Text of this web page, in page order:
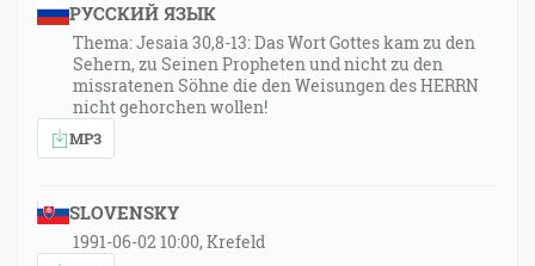
РУССКИЙ ЯЗЫК
Thema: Jesaia 30,8-13: Das Wort Gottes kam zu den
Sehern, zu Seinen Propheten und nicht zu den
missratenen Söhne die den Weisungen des HERRN
nicht gehorchen wollen!
MP3
SLOVENSKY
1991-06-02 10:00, Krefeld